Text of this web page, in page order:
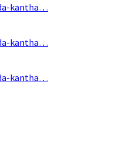
kantha…
kantha…
kantha…